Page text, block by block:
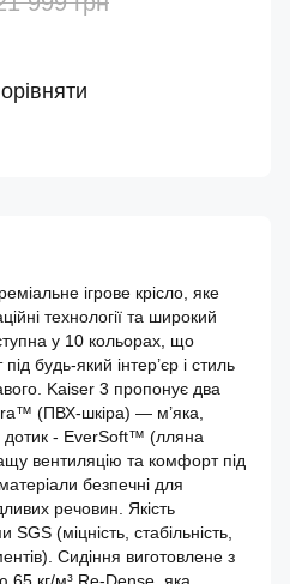
ігрове крісло, яке
технології та широкий
у 10 кольорах, що
будь-який інтер’єр і стиль
Kaiser 3 пропонує два
(ПВХ-шкіра) — м’яка,
дотик - EverSoft™ (лляна
вентиляцію та комфорт під
безпечні для
речовин. Якість
(міцність, стабільність,
Сидіння виготовлене з